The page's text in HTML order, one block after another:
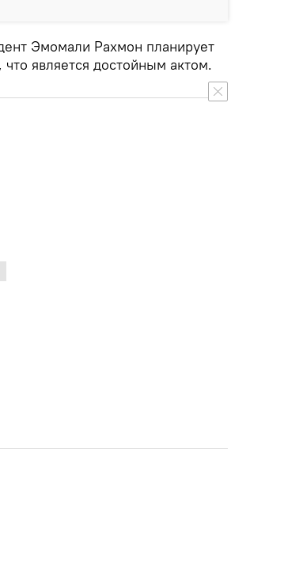
Эмомали Рахмон планирует
является достойным актом.